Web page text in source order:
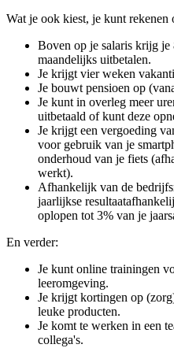
Wat je ook kiest, je kunt rekenen
Boven op je salaris krijg
maandelijks uitbetalen.
Je krijgt vier weken
Je bouwt pensioen op
Je kunt in overleg meer
uitbetaald of kunt deze
Je krijgt een vergoeding
voor gebruik van je
onderhoud van je fiets
werkt).
Afhankelijk van de
jaarlijkse
oplopen tot 3% van je
En verder:
Je kunt online trainingen
leeromgeving.
Je krijgt kortingen op
leuke producten.
Je komt te werken in een
collega's.